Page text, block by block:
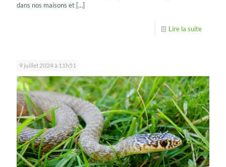
dans nos maisons et […]
Lire la suite
9 juillet 2024 à 11h51